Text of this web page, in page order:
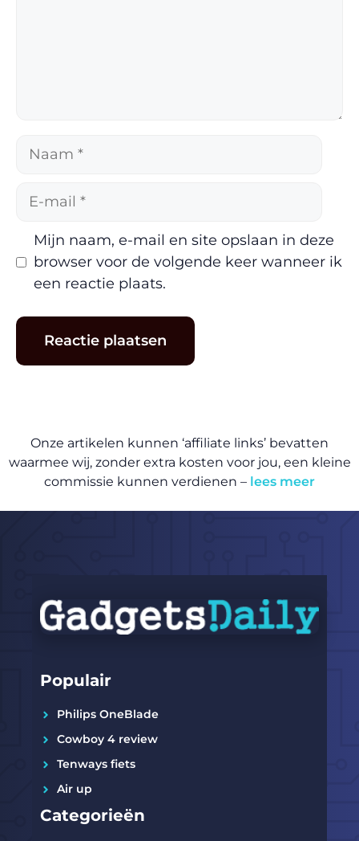
Naam
Mijn naam, e-mail en site opslaan in deze
browser voor de volgende keer wanneer ik
een reactie plaats.
Onze artikelen kunnen ‘affiliate links’ bevatten
waarmee wij, zonder extra kosten voor jou, een kleine
commissie kunnen verdienen – lees meer
Populair
Philips OneBlade
Cowboy 4 review
Tenways fiets
Air up
Categorieën